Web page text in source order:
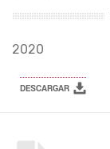
2020